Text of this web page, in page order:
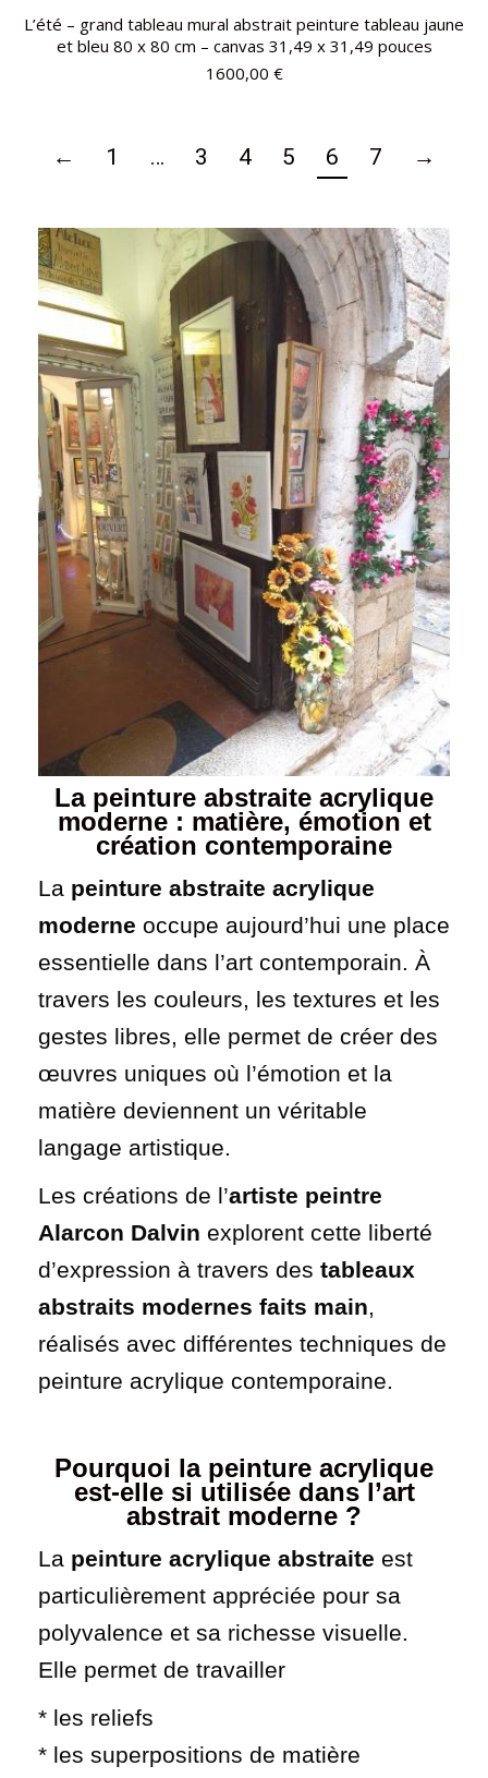
L’été – grand tableau mural abstrait peinture tableau jaune
et bleu 80 x 80 cm – canvas 31,49 x 31,49 pouces
1600,00 €
← 1 … 3 4 5 6 7 →
La peinture abstraite acrylique
moderne : matière, émotion et
création contemporaine
La peinture abstraite acrylique
moderne occupe aujourd’hui une place
essentielle dans l’art contemporain. À
travers les couleurs, les textures et les
gestes libres, elle permet de créer des
œuvres uniques où l’émotion et la
matière deviennent un véritable
langage artistique.
Les créations de l’artiste peintre
Alarcon Dalvin explorent cette liberté
d’expression à travers des tableaux
abstraits modernes faits main,
réalisés avec différentes techniques de
peinture acrylique contemporaine.
Pourquoi la peinture acrylique
est-elle si utilisée dans l’art
abstrait moderne ?
La peinture acrylique abstraite est
particulièrement appréciée pour sa
polyvalence et sa richesse visuelle.
Elle permet de travailler
* les reliefs
* les superpositions de matière